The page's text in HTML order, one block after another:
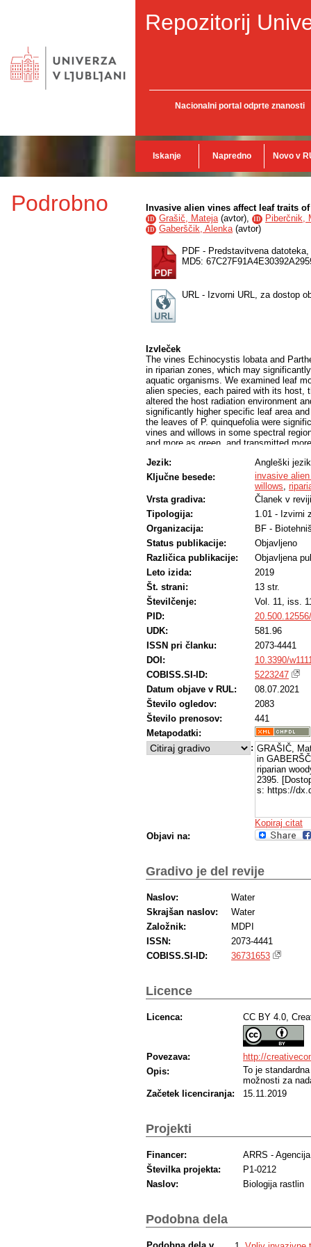
Repozitorij
Nacionalni portal odprte znanosti
Iskanje Napredno Novo v
Podrobno Invasive alien vines affect leaf traits
ID Grašič, Mateja(avtor), ID Piberčnik,
ID Gaberščik, Alenka(avtor)
PDF - Predstavitvena datoteka,
MD5:
URL - Izvorni URL, za dostop
Izvleček
The vines Echinocystis lobata and
in riparian zones, which may
aquatic organisms. We examined leaf
alien species, each paired with its host,
altered the host radiation environment
significantly higher specific leaf area
the leaves of P. quinquefolia were
vines and willows in some spectral
and more as green, and transmitted
between leaf biochemical traits and
UVB- and UVA-absorbing substances
with morphological traits revealed that
explained 43%. For leaf transmittance,
anthocyanins explained 53% of the
traits revealed that specific leaf area
discerned from each other and their
leaf functional traits between the vines
plant litter entering the river.
Jezik:
Angleški jezik
Ključne besede:
invasive
willows,
Vrsta gradiva:
Članek v reviji
Tipologija:
1.01 - Izvirni
Organizacija:
BF -
Status publikacije:
Objavljeno
Različica publikacije:
Objavljena
Leto izida:
2019
Št. strani:
13 str.
Številčenje:
Vol. 11, iss.
PID:
UDK:
581.96
ISSN pri članku:
2073-4441
DOI:
10.3390/
COBISS.SI-ID:
5223247
Datum objave v RUL:
08.07.2021
Število ogledov:
2083
Število prenosov:
441
Metapodatki:
: GRAŠIČ,
in
riparian
2395.
s: https://
Kopiraj citat
Objavi na:
Gradivo je del revije
Naslov:
Water
Skrajšan naslov:
Water
Založnik:
MDPI
ISSN:
2073-4441
COBISS.SI-ID:
36731653
Licence
Licenca: CC BY 4.0,
Povezava:
http://
Opis:
To je
možnosti za
Začetek licenciranja:
15.11.2019
Projekti
Financer:
ARRS -
Številka projekta:
P1-0212
Naslov:
Biologija rastlin
Podobna dela
Podobna dela v